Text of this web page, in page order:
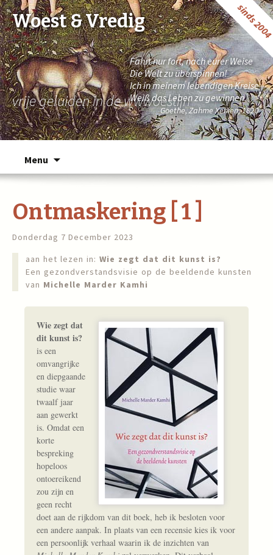
sinds
Fahrt nur fort, nach eurer Weise
Die Welt zu überspinnen!
Ich in meinem lebendigen Kreise
Weiß das Leben zu gewinnen.
Goethe, Zahme Xenien, 1820
Woest & Vredig
vrije geluiden in de wwwoestijn
Menu
Ontmaskering [ 1 ]
Donderdag 7 December 2023
aan het lezen in: Wie zegt dat dit kunst is?
Een gezondverstandsvisie op de beeldende kunsten
van Michelle Marder Kamhi
Wie zegt dat
dit kunst is?
is een
omvangrijke
en diepgaande
studie waar
twaalf jaar
aan gewerkt
is. Omdat een
korte
bespreking
hopeloos
ontoereikend
zou zijn en
geen recht
doet aan de rijkdom van dit boek, heb ik besloten voor
een andere aanpak. In plaats van een recensie kies ik voor
een persoonlijk verhaal waarin ik de inzichten van